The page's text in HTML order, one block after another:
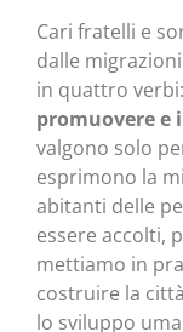
Cari fratelli e
dalle
in quattro verbi:
promuovere e
valgono solo
esprimono la
abitanti delle
essere accolti,
mettiamo in
costruire la
lo sviluppo